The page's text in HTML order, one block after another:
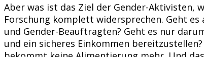
Aber was ist das Ziel der Gender-Aktivisten,
Forschung komplett widersprechen. Geht
und Gender-Beauftragten? Geht es nur
und ein sicheres Einkommen